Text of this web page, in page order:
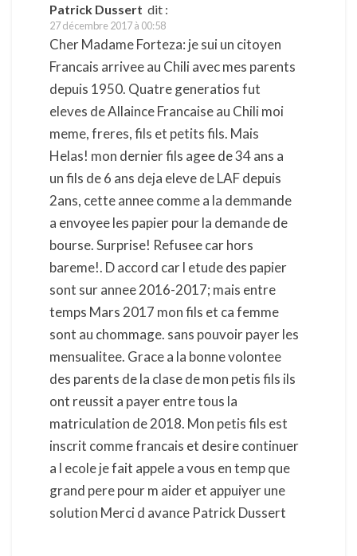
Patrick Dussert dit :
27 décembre 2017 à 00:58
Cher Madame Forteza: je sui un citoyen
Francais arrivee au Chili avec mes parents
depuis 1950. Quatre generatios fut
eleves de Allaince Francaise au Chili moi
meme, freres, fils et petits fils. Mais
Helas! mon dernier fils agee de 34 ans a
un fils de 6 ans deja eleve de LAF depuis
2ans, cette annee comme a la demmande
a envoyee les papier pour la demande de
bourse. Surprise! Refusee car hors
bareme!. D accord car l etude des papier
sont sur annee 2016-2017; mais entre
temps Mars 2017 mon fils et ca femme
sont au chommage. sans pouvoir payer les
mensualitee. Grace a la bonne volontee
des parents de la clase de mon petis fils ils
ont reussit a payer entre tous la
matriculation de 2018. Mon petis fils est
inscrit comme francais et desire continuer
a l ecole je fait appele a vous en temp que
grand pere pour m aider et appuiyer une
solution Merci d avance Patrick Dussert